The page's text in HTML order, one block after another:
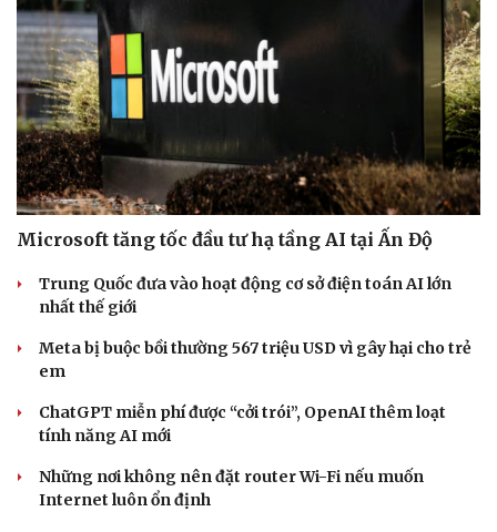
Sức khỏe
Dinh dưỡng - món ngon
Cây thuốc
Sản phụ khoa
Nhi khoa
Nam khoa
Làm đẹp - giảm cân
Phòng mạch online
Ăn sạch sống khỏe
Đời sống
Nhà đẹp
Blog
Microsoft tăng tốc đầu tư hạ tầng AI tại Ấn Độ
Trung Quốc đưa vào hoạt động cơ sở điện toán AI lớn
nhất thế giới
Meta bị buộc bồi thường 567 triệu USD vì gây hại cho trẻ
em
ChatGPT miễn phí được “cởi trói”, OpenAI thêm loạt
tính năng AI mới
Những nơi không nên đặt router Wi-Fi nếu muốn
Internet luôn ổn định